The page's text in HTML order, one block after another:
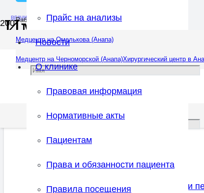
Работаем ежедневно: 08:00 — 20:00
Медцентр на Омелькова (Анапа)
Медцентр на Черноморской (Анапа)Хирургический центр в
Соглашаюсь справилами обработки
Прайс на анализы
Новости
О клинике
Правовая информация
Нормативные акты
Пациентам
Права и обязанности пациента
Правила посещения
Иммунолог
ВРАЧИ